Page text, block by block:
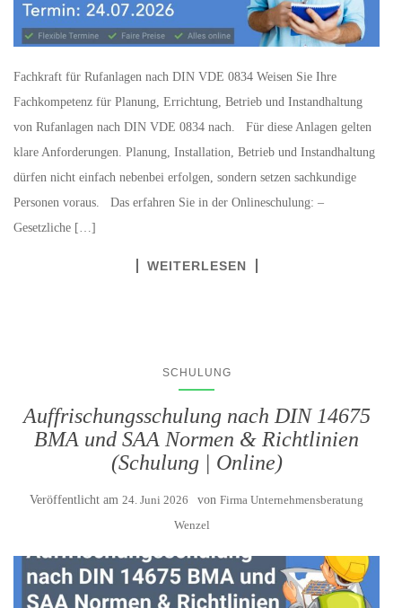
Fachkraft für Rufanlagen nach DIN VDE 0834 Weisen Sie Ihre
Fachkompetenz für Planung, Errichtung, Betrieb und Instandhaltung
von Rufanlagen nach DIN VDE 0834 nach. Für diese Anlagen gelten
klare Anforderungen. Planung, Installation, Betrieb und Instandhaltung
dürfen nicht einfach nebenbei erfolgen, sondern setzen sachkundige
Personen voraus. Das erfahren Sie in der Onlineschulung: –
Gesetzliche […]
WEITERLESEN
SCHULUNG
Auffrischungsschulung nach DIN 14675
BMA und SAA Normen & Richtlinien
(Schulung | Online)
Veröffentlicht am 24. Juni 2026 von Firma Unternehmensberatung
Wenzel